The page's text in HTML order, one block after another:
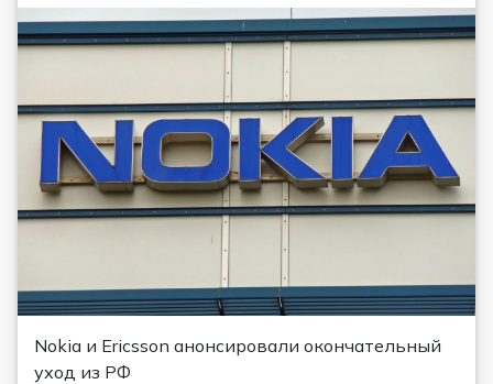
Nokia и Ericsson анонсировали окончательный
уход из РФ